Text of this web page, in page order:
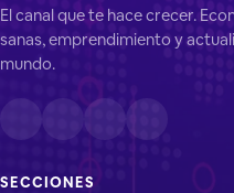
El canal que te hace crecer.
sanas, emprendimiento y
mundo.
SECCIONES